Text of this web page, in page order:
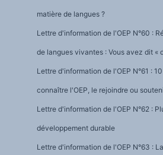
matière de langues ?
Lettre d'information de l'OEP N°60 :
de langues vivantes : Vous avez dit «
Lettre d'information de l'OEP N°61 :
connaître l'OEP, le rejoindre ou
Lettre d'information de l'OEP N°62 :
développement durable
Lettre d'information de l'OEP N°63 :